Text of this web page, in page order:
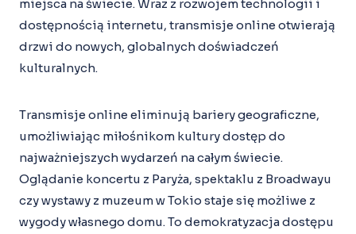
miejsca na świecie. Wraz z rozwojem technologii i
dostępnością internetu, transmisje online otwierają
drzwi do nowych, globalnych doświadczeń
kulturalnych.
Transmisje online eliminują bariery geograficzne,
umożliwiając miłośnikom kultury dostęp do
najważniejszych wydarzeń na całym świecie.
Oglądanie koncertu z Paryża, spektaklu z Broadwayu
czy wystawy z muzeum w Tokio staje się możliwe z
wygody własnego domu. To demokratyzacja dostępu